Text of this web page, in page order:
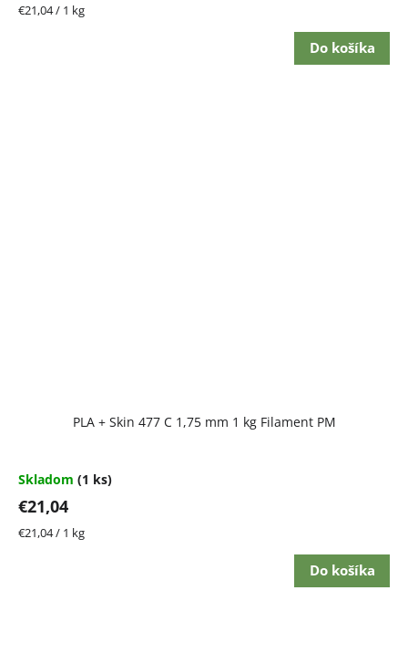
Jednotková
€21,04 / 1 kg
Do košíka
PLA + Skin 477 C 1,75 mm 1 kg Filament PM
Skladom (1 ks)
€21,04
Jednotková
€21,04 / 1 kg
Do košíka